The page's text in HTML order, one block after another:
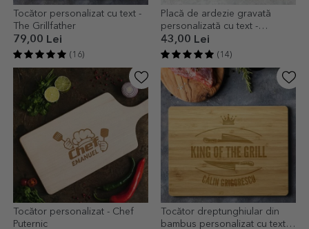
Tocător personalizat cu text -
The Grillfather
79,00 Lei
(16)
Placă de ardezie gravată
personalizată cu text -
Masterchef
43,00 Lei
(14)
Tocător personalizat - Chef
Puternic
Tocător dreptunghiular din
bambus personalizat cu text -